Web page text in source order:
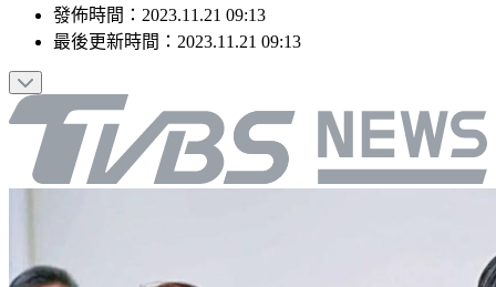
發佈時間： 2023.11.21 09:13
最後更新時間： 2023.11.21 09:13